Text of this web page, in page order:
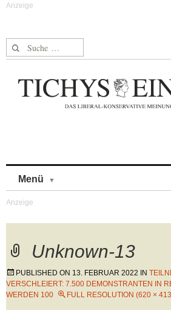
Suche nach:
Menü
Unknown-13
PUBLISHED ON 13. FEBRUAR 2022 IN
VERSCHLEIERT: 7.500 DEMONSTRANTEN IN
WERDEN 100
FULL RESOLUTION (620 ×